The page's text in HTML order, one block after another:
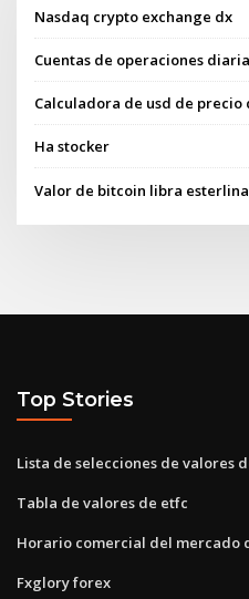
Nasdaq crypto exchange dx
Cuentas de operaciones
Calculadora de usd de precio
Ha stocker
Valor de bitcoin libra esterlina
Top Stories
Lista de selecciones de valores
Tabla de valores de etfc
Horario comercial del mercado
Fxglory forex